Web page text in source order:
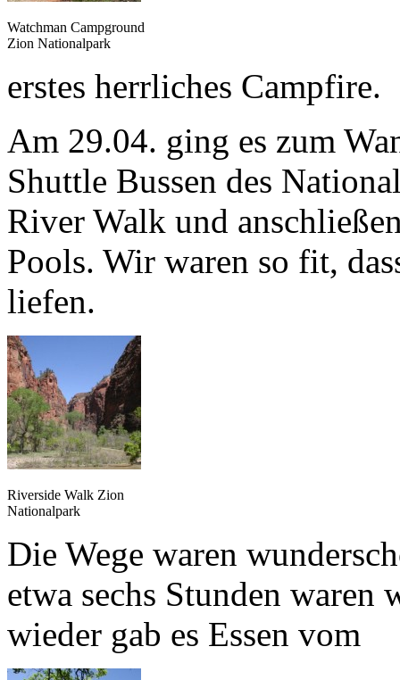
Watchman Campground
Zion Nationalpark
erstes herrliches Campfire.
Am 29.04. ging es zum
Shuttle Bussen des
River Walk und
Pools. Wir waren so fit,
liefen.
Riverside Walk Zion
Nationalpark
Die Wege waren
etwa sechs Stunden
wieder gab es Essen vom